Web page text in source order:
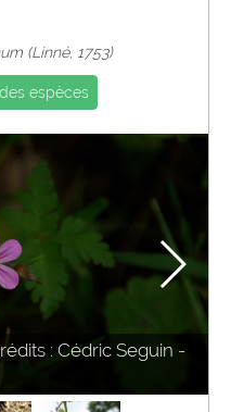
(Linné, 1753)
espèces
: Cédric Seguin -